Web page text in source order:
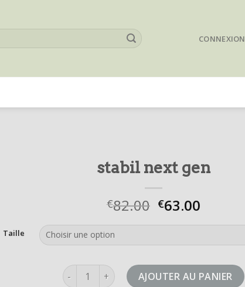
CONNEXION
stabil next gen
€82.00 €63.00
Taille
quantité de stabil next genAJOUTER AU PANIER